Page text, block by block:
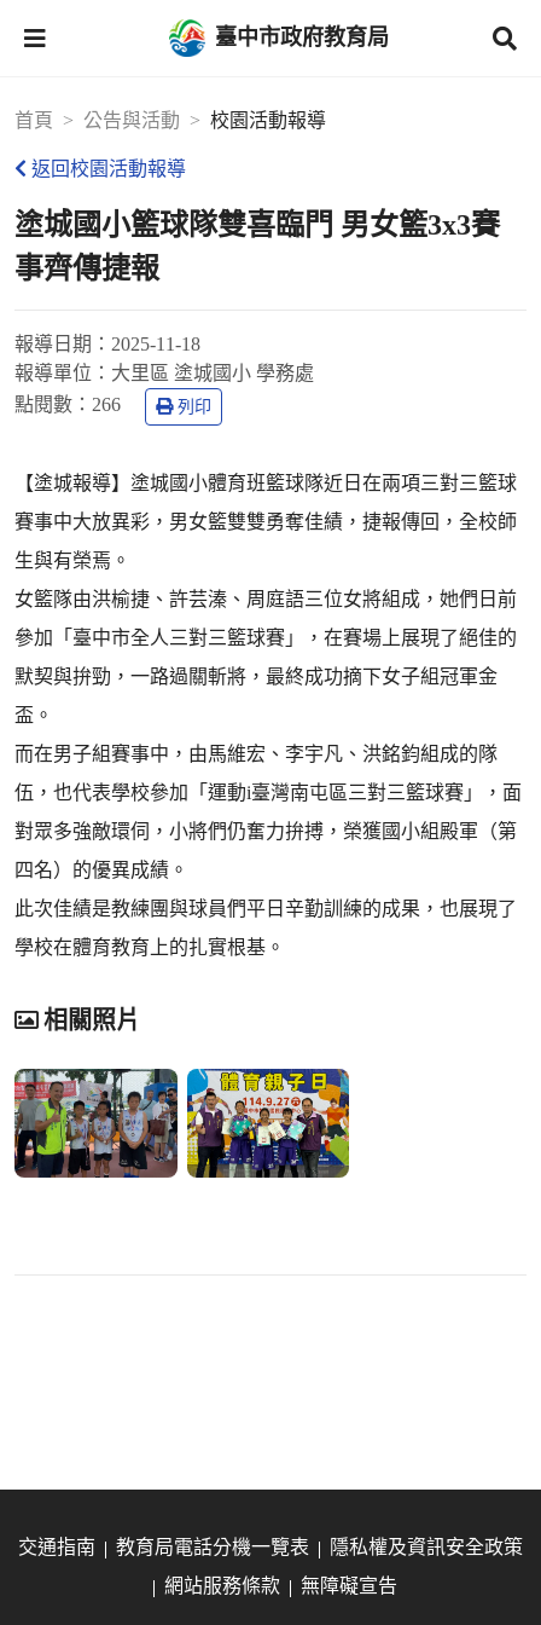
臺中市政府教育局
首頁 公告與活動 校園活動報導
返回校園活動報導
塗城國小籃球隊雙喜臨門 男女籃3x3賽
事齊傳捷報
報導日期： 2025-11-18
報導單位： 大里區 塗城國小 學務處
點閱數： 266 列印
【塗城報導】塗城國小體育班籃球隊近日在兩項三對三籃球
賽事中大放異彩，男女籃雙雙勇奪佳績，捷報傳回，全校師
生與有榮焉。
女籃隊由洪榆捷、許芸溱、周庭語三位女將組成，她們日前
參加「臺中市全人三對三籃球賽」，在賽場上展現了絕佳的
默契與拚勁，一路過關斬將，最終成功摘下女子組冠軍金
盃。
而在男子組賽事中，由馬維宏、李宇凡、洪銘鈞組成的隊
伍，也代表學校參加「運動i臺灣南屯區三對三籃球賽」，面
對眾多強敵環伺，小將們仍奮力拚搏，榮獲國小組殿軍（第
四名）的優異成績。
此次佳績是教練團與球員們平日辛勤訓練的成果，也展現了
學校在體育教育上的扎實根基。
相關照片
交通指南 教育局電話分機一覽表
隱私權及資訊安全政策
網站服務條款
無障礙宣告